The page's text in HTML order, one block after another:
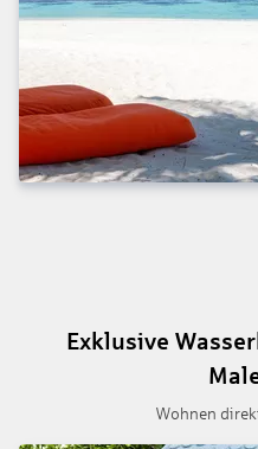
Exklusive
Wohnen